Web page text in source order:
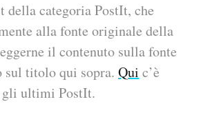
della categoria PostIt, che
alla fonte originale della
il contenuto sulla fonte
sul titolo qui sopra. Qui c’è
ultimi PostIt.